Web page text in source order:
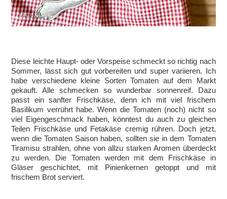
Diese leichte Haupt- oder Vorspeise schmeckt so richtig nach
Sommer, lässt sich gut vorbereiten und super variieren. Ich
habe verschiedene kleine Sorten Tomaten auf dem Markt
gekauft. Alle schmecken so wunderbar sonnenreif. Dazu
passt ein sanfter Frischkäse, denn ich mit viel frischem
Basilikum verrührt habe. Wenn die Tomaten (noch) nicht so
viel Eigengeschmack haben, könntest du auch zu gleichen
Teilen Frischkäse und Fetakäse cremig rühren. Doch jetzt,
wenn die Tomaten Saison haben, sollten sie in dem Tomaten
Tiramisu strahlen, ohne von allzu starken Aromen überdeckt
zu werden. Die Tomaten werden mit dem Frischkäse in
Gläser geschichtet, mit Pinienkernen getoppt und mit
frischem Brot serviert.